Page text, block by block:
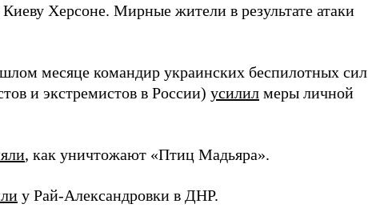
Херсоне. Мирные жители в результате атаки
месяце командир украинских беспилотных сил
и экстремистов в России) усилил меры личной
, как уничтожают «Птиц Мадьяра».
у Рай-Александровки в ДНР.